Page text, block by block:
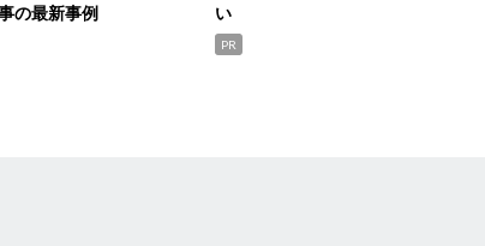
の最新事例
い
PR